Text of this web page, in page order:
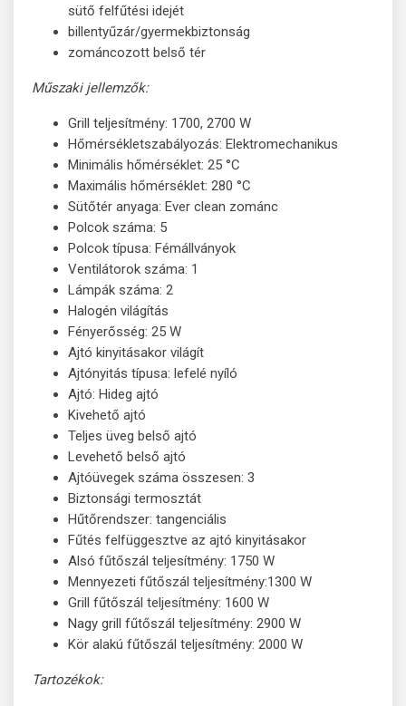
sütő felfűtési idejét
billentyűzár/gyermekbiztonság
zománcozott belső tér
Műszaki jellemzők:
Grill teljesítmény: 1700, 2700 W
Hőmérsékletszabályozás: Elektromechanikus
Minimális hőmérséklet: 25 °C
Maximális hőmérséklet: 280 °C
Sütőtér anyaga: Ever clean zománc
Polcok száma: 5
Polcok típusa: Fémállványok
Ventilátorok száma: 1
Lámpák száma: 2
Halogén világítás
Fényerősség: 25 W
Ajtó kinyitásakor világít
Ajtónyitás típusa: lefelé nyíló
Ajtó: Hideg ajtó
Kivehető ajtó
Teljes üveg belső ajtó
Levehető belső ajtó
Ajtóüvegek száma összesen: 3
Biztonsági termosztát
Hűtőrendszer: tangenciális
Fűtés felfüggesztve az ajtó kinyitásakor
Alsó fűtőszál teljesítmény: 1750 W
Mennyezeti fűtőszál teljesítmény:1300 W
Grill fűtőszál teljesítmény: 1600 W
Nagy grill fűtőszál teljesítmény: 2900 W
Kör alakú fűtőszál teljesítmény: 2000 W
Tartozékok: